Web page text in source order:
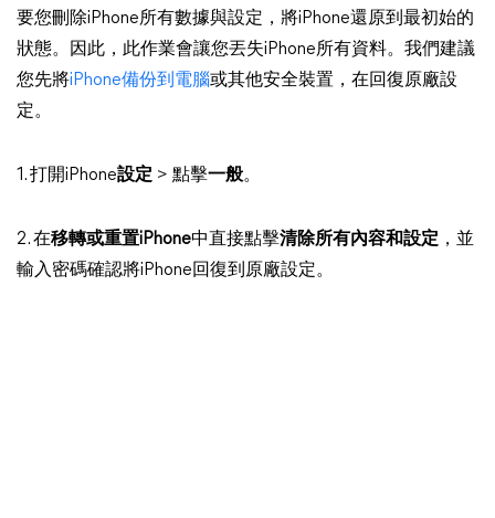
要您刪除iPhone所有數據與設定，將iPhone還原到最初始的
狀態。因此，此作業會讓您丟失iPhone所有資料。我們建議
您先將iPhone備份到電腦或其他安全裝置，在回復原廠設
定。
1. 打開iPhone設定 > 點擊一般。
2. 在移轉或重置iPhone中直接點擊清除所有內容和設定 ，並
輸入密碼確認將iPhone回復到原廠設定。